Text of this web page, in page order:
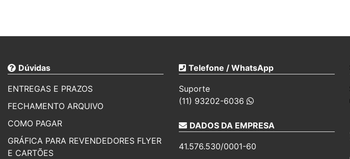
Dúvidas
ENTREGAS E PRAZOS
FECHAMENTO ARQUIVO
COMO PAGAR
GRÁFICA PARA REVENDEDORES FLYER
E CARTÕES
Telefone / WhatsApp
Suporte
(11) 93202-6036
DADOS DA EMPRESA
41.576.530/0001-60